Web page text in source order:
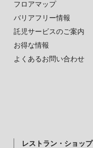
フロアマップ
バリアフリー情報
託児サービスのご案内
お得な情報
よくあるお問い合わせ
レストラン・ショップ